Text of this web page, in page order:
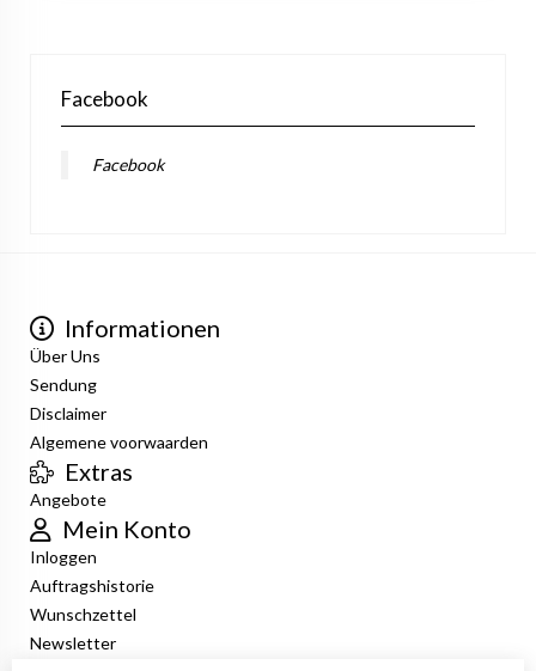
Facebook
Facebook
Informationen
Über Uns
Sendung
Disclaimer
Algemene voorwaarden
Extras
Angebote
Mein Konto
Inloggen
Auftragshistorie
Wunschzettel
Newsletter